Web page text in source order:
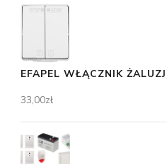
EFAPEL WŁĄCZNIK
33,00zł